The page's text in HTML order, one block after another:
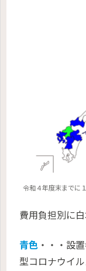
令和４年度末までに
費用負担別に
青色 ・・・設
型コロナウイ